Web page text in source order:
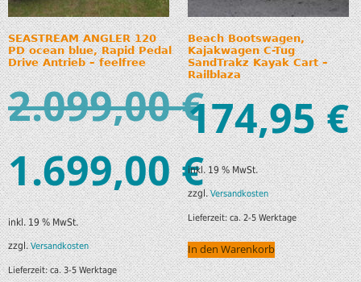
SEASTREAM ANGLER 120
PD ocean blue, Rapid Pedal
Drive Antrieb – feelfree
2.099,00€
1.699,00€
inkl. 19 % MwSt.
zzgl.Versandkosten
Lieferzeit:ca. 3-5 Werktage
Beach Bootswagen,
Kajakwagen C-Tug
SandTrakz Kayak Cart –
Railblaza
174,95€
inkl. 19 % MwSt.
zzgl.Versandkosten
Lieferzeit:ca. 2-5 Werktage
In den Warenkorb